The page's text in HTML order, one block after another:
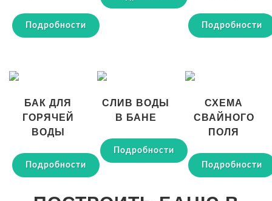
Подробности Подробности
БАК ДЛЯ
ГОРЯЧЕЙ
ВОДЫ
Подробности
СЛИВ ВОДЫ
В БАНЕ
Подробности
СХЕМА
СВАЙНОГО
ПОЛЯ
Подробности